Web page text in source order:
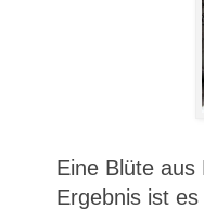
Eine Blüte
Ergebnis ist